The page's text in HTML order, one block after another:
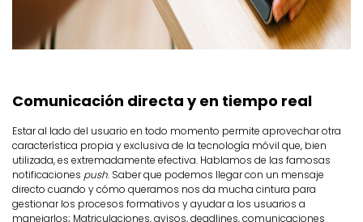
Comunicación directa y en tiempo real
Estar al lado del usuario en todo momento permite aprovechar otra
característica propia y exclusiva de la tecnología móvil que, bien
utilizada, es extremadamente efectiva. Hablamos de las famosas
notificaciones push. Saber que podemos llegar con un mensaje
directo cuando y cómo queramos nos da mucha cintura para
gestionar los procesos formativos y ayudar a los usuarios a
manejarlos; Matriculaciones, avisos, deadlines, comunicaciones